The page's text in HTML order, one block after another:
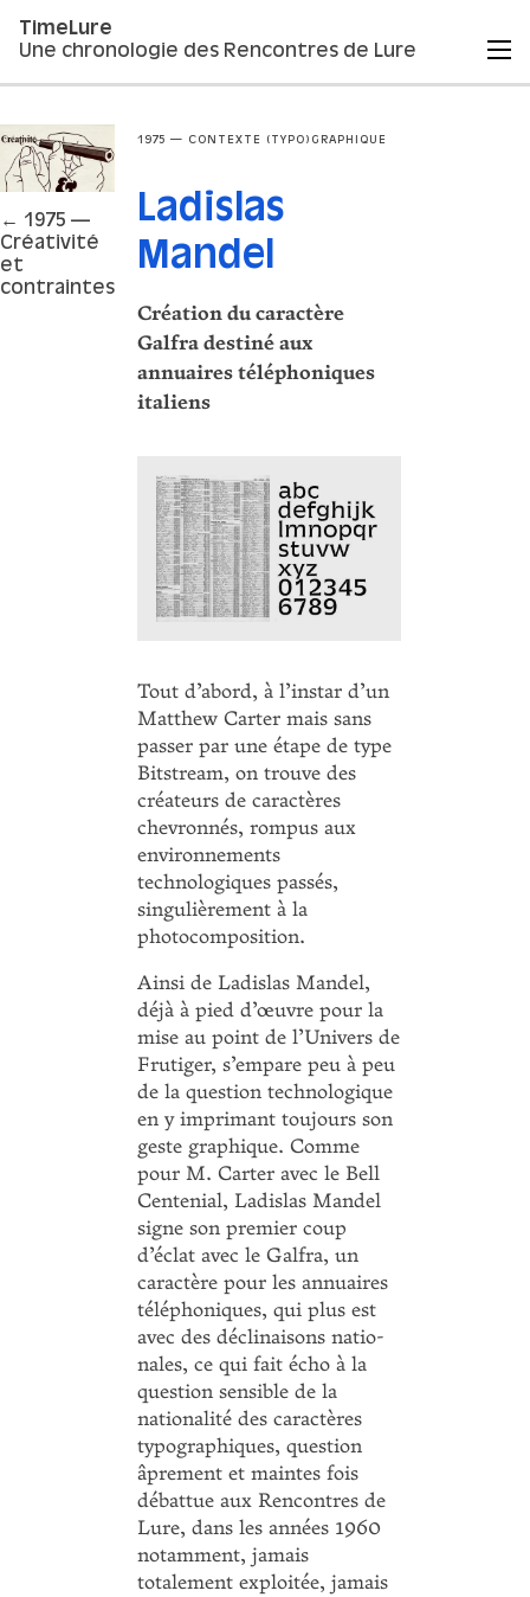
TimeLure
Une chronologie des Rencontres de Lure
← 1975 —
Créativité
et
contraintes
1975 — CONTEXTE (TYPO)GRAPHIQUE
Ladislas
Mandel
Création du caractère
Galfra destiné aux
annuaires téléphoniques
italiens
Tout d’abord, à l’instar d’un
Matthew Carter mais sans
passer par une étape de type
Bitstream, on trouve des
créateurs de caractères
chevronnés, rompus aux
environne­ments
technologiques passés,
singulièrement à la
photocomposition.
Ainsi de Ladislas Mandel,
déjà à pied d’œuvre pour la
mise au point de l’Univers de
Frutiger, s’empare peu à peu
de la question technologique
en y imprimant toujours son
geste graphique. Comme
pour M. Carter avec le Bell
Centenial, Ladislas Mandel
signe son premier coup
d’éclat avec le Galfra, un
caractère pour les annuaires
téléphoniques, qui plus est
avec des déclinaisons natio­
nales, ce qui fait écho à la
question sensible de la
nationalité des caractères
typogra­phiques, question
âprement et maintes fois
débattue aux Rencontres de
Lure, dans les années 1960
notamment, jamais
totalement exploitée, jamais